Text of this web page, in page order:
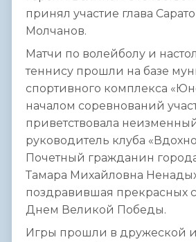
принял участие глава
Молчанов.
Матчи по волейболу и
теннису прошли на базе
спортивного комплекса
началом соревнований
приветствовала
руководитель клуба
Почетный гражданин
Тамара Михайловна
поздравившая прекрасных
Днем Великой Победы.
Игры прошли в дружеской